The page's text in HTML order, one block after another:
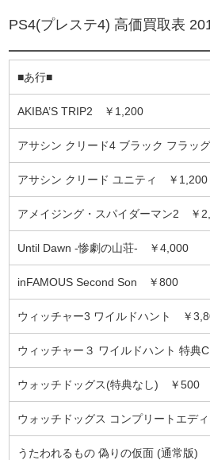
PS4(プレステ4) 高価買取表
■あ行■
AKIBA’S TRIP2 ￥1,200
アサシン クリード4 ブラック フラッ
アサシン クリード ユニティ ￥1,200
アメイジング・スパイダーマン2 ￥
Until Dawn -惨劇の山荘- ￥4,000
inFAMOUS Second Son ￥800
ウィッチャー3 ワイルドハント ￥
ウィッチャー３ ワイルドハント 特
ウォッチドッグス(特典なし) ￥500
ウォッチドッグス コンプリートエデ
うたわれるもの 偽りの仮面 (通常版)